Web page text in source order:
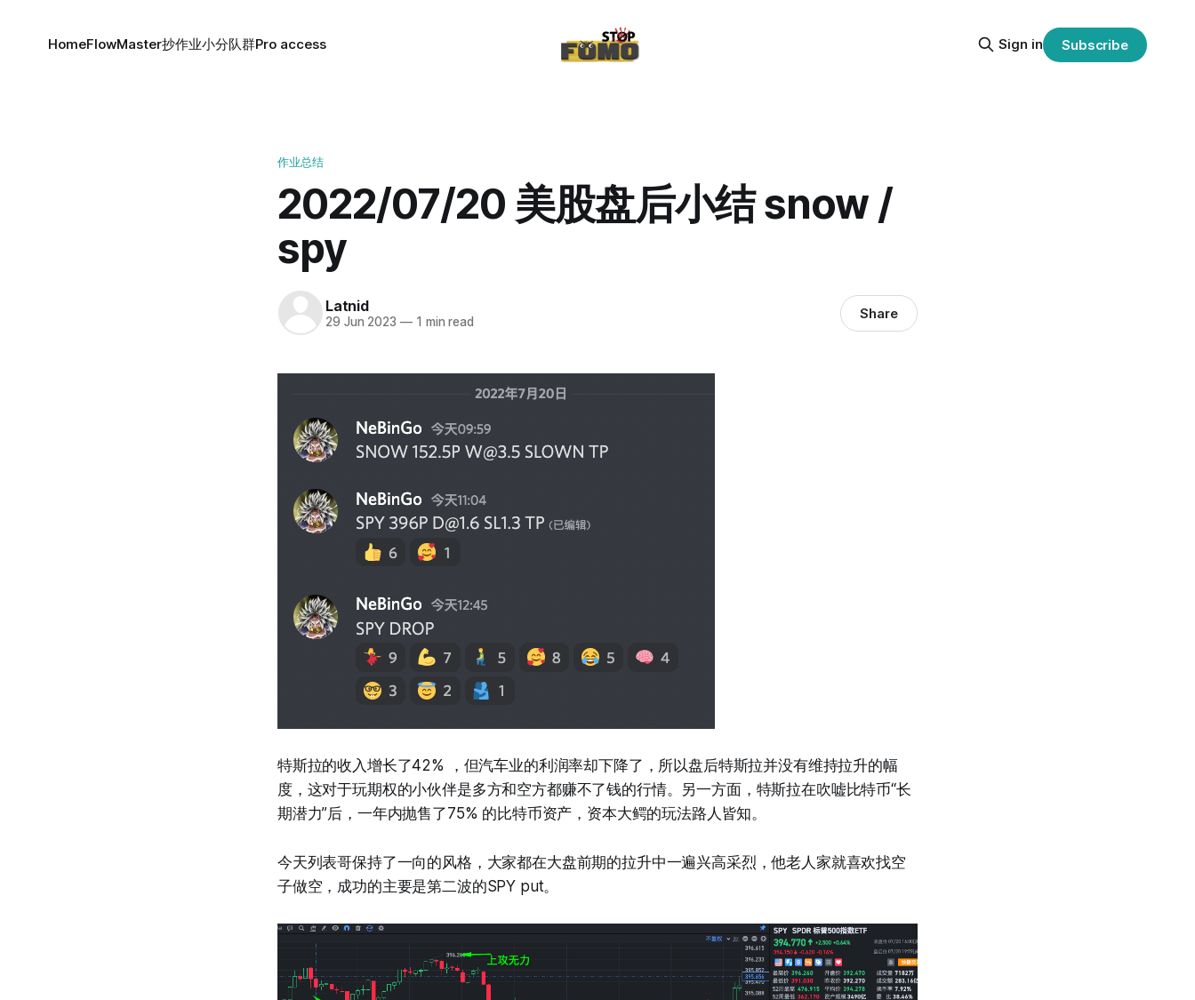
HomeFlowMaster抄作业小分队群Pro access Sign in Subscribe
作业总结
2022/07/20 美股盘后小结 snow /
spy
Latnid
29 Jun 2023 —1 min read Share
特斯拉的收入增长了42% ，但汽车业的利润率却下降了，所以盘后特斯拉并没有维持拉升的幅
度，这对于玩期权的小伙伴是多方和空方都赚不了钱的行情。另一方面，特斯拉在吹嘘比特币“长
期潜力”后，一年内抛售了75% 的比特币资产，资本大鳄的玩法路人皆知。
今天列表哥保持了一向的风格，大家都在大盘前期的拉升中一遍兴高采烈，他老人家就喜欢找空
子做空，成功的主要是第二波的SPY put。